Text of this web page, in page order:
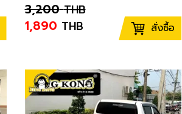
3,200 THB
1,890 THB สั่งซื้อ